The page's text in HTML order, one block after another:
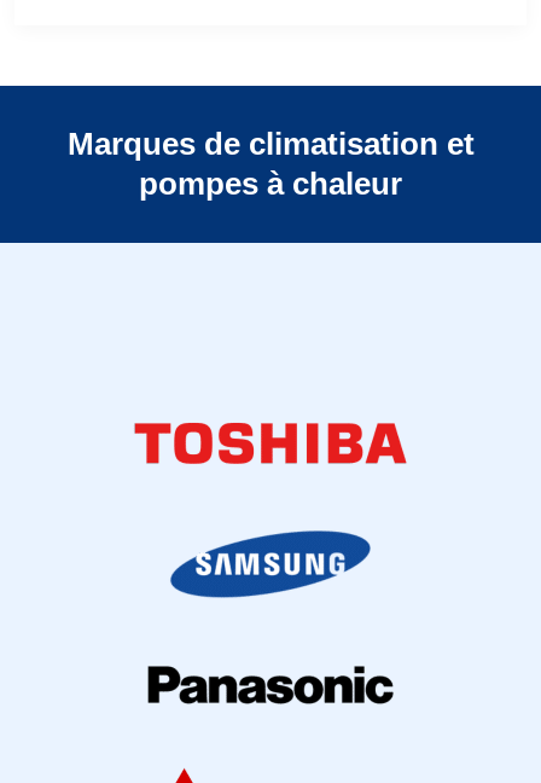
Marques de climatisation et
pompes à chaleur